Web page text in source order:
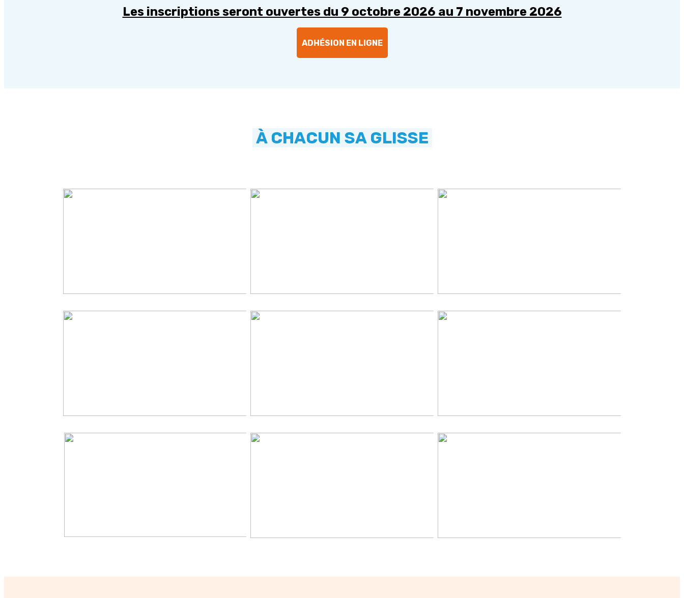
Les inscriptions seront ouvertes du 9 octobre 2026 au 7 novembre 2026
ADHÉSION EN LIGNE
À CHACUN SA GLISSE